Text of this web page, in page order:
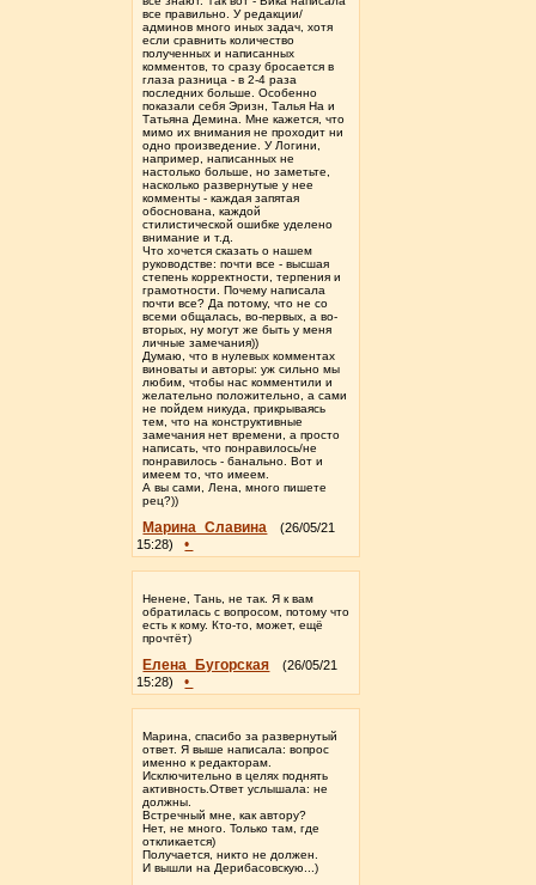
все правильно. У редакции/
админов много иных задач, хотя
если сравнить количество
полученных и написанных
комментов, то сразу бросается в
глаза разница - в 2-4 раза
последних больше. Особенно
показали себя Эризн, Талья На и
Татьяна Демина. Мне кажется, что
мимо их внимания не проходит ни
одно произведение. У Логини,
например, написанных не
настолько больше, но заметьте,
насколько развернутые у нее
комменты - каждая запятая
обоснована, каждой
стилистической ошибке уделено
внимание и т.д.
Что хочется сказать о нашем
руководстве: почти все - высшая
степень корректности, терпения и
грамотности. Почему написала
почти все? Да потому, что не со
всеми общалась, во-первых, а во-
вторых, ну могут же быть у меня
личные замечания))
Думаю, что в нулевых комментах
виноваты и авторы: уж сильно мы
любим, чтобы нас комментили и
желательно положительно, а сами
не пойдем никуда, прикрываясь
тем, что на конструктивные
замечания нет времени, а просто
написать, что понравилось/не
понравилось - банально. Вот и
имеем то, что имеем.
А вы сами, Лена, много пишете
рец?))
Марина_Славина
(26/05/21
15:28)
•
Ненене, Тань, не так. Я к вам
обратилась с вопросом, потому что
есть к кому. Кто-то, может, ещё
прочтёт)
Елена_Бугорская
(26/05/21
15:28)
•
Марина, спасибо за развернутый
ответ. Я выше написала: вопрос
именно к редакторам.
Исключительно в целях поднять
активность.Ответ услышала: не
должны.
Встречный мне, как автору?
Нет, не много. Только там, где
откликается)
Получается, никто не должен.
И вышли на Дерибасовскую...)